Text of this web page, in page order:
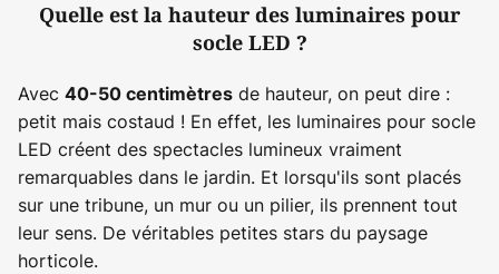
Quelle est la hauteur des luminaires pour
socle LED ?
Avec 40-50 centimètres de hauteur, on peut dire :
petit mais costaud ! En effet, les luminaires pour socle
LED créent des spectacles lumineux vraiment
remarquables dans le jardin. Et lorsqu'ils sont placés
sur une tribune, un mur ou un pilier, ils prennent tout
leur sens. De véritables petites stars du paysage
horticole.